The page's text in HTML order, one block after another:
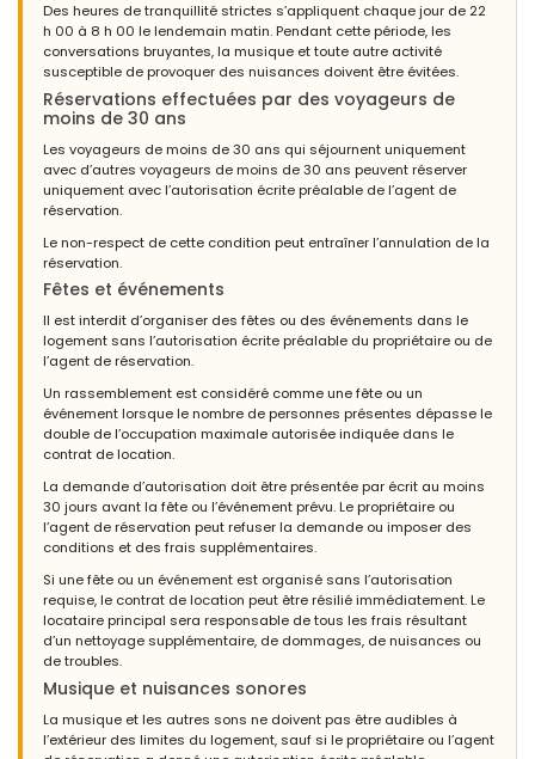
Des heures de tranquillité strictes s’appliquent chaque jour de 22
h 00 à 8 h 00 le lendemain matin. Pendant cette période, les
conversations bruyantes, la musique et toute autre activité
susceptible de provoquer des nuisances doivent être évitées.
Réservations effectuées par des voyageurs de
moins de 30 ans
Les voyageurs de moins de 30 ans qui séjournent uniquement
avec d’autres voyageurs de moins de 30 ans peuvent réserver
uniquement avec l’autorisation écrite préalable de l’agent de
réservation.
Le non-respect de cette condition peut entraîner l’annulation de la
réservation.
Fêtes et événements
Il est interdit d’organiser des fêtes ou des événements dans le
logement sans l’autorisation écrite préalable du propriétaire ou de
l’agent de réservation.
Un rassemblement est considéré comme une fête ou un
événement lorsque le nombre de personnes présentes dépasse le
double de l’occupation maximale autorisée indiquée dans le
contrat de location.
La demande d’autorisation doit être présentée par écrit au moins
30 jours avant la fête ou l’événement prévu. Le propriétaire ou
l’agent de réservation peut refuser la demande ou imposer des
conditions et des frais supplémentaires.
Si une fête ou un événement est organisé sans l’autorisation
requise, le contrat de location peut être résilié immédiatement. Le
locataire principal sera responsable de tous les frais résultant
d’un nettoyage supplémentaire, de dommages, de nuisances ou
de troubles.
Musique et nuisances sonores
La musique et les autres sons ne doivent pas être audibles à
l’extérieur des limites du logement, sauf si le propriétaire ou l’agent